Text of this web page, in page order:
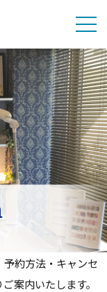
約方法・キャンセ
案内いたします。